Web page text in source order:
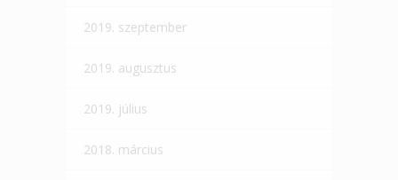
2019. szeptember
2019. augusztus
2019. július
2018. március